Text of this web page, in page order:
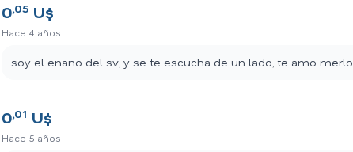
0,05 U$
Hace 4 años
soy el enano del sv, y se te escucha de un lado, te amo merlo
0,01 U$
Hace 5 años